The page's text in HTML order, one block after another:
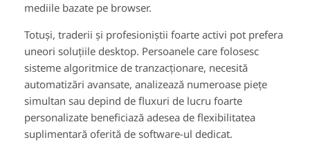
mediile bazate pe browser.
Totuși, traderii și profesioniștii foarte activi pot prefera
uneori soluțiile desktop. Persoanele care folosesc
sisteme algoritmice de tranzacționare, necesită
automatizări avansate, analizează numeroase piețe
simultan sau depind de fluxuri de lucru foarte
personalizate beneficiază adesea de flexibilitatea
suplimentară oferită de software-ul dedicat.